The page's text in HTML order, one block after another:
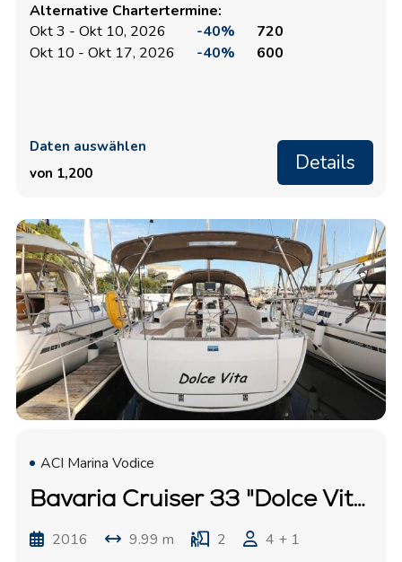
Alternative Chartertermine:
Okt 3 - Okt 10, 2026
-40%
720
Okt 10 - Okt 17, 2026
-40% 600
Daten auswählen
von 1,200
Details
ACI Marina Vodice
Bavaria Cruiser 33 "Dolce Vita"
2016 9.99 m 2
4 + 1